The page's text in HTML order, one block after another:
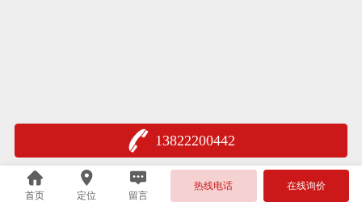
13822200442
首页 定位 留言
热线电话 在线询价